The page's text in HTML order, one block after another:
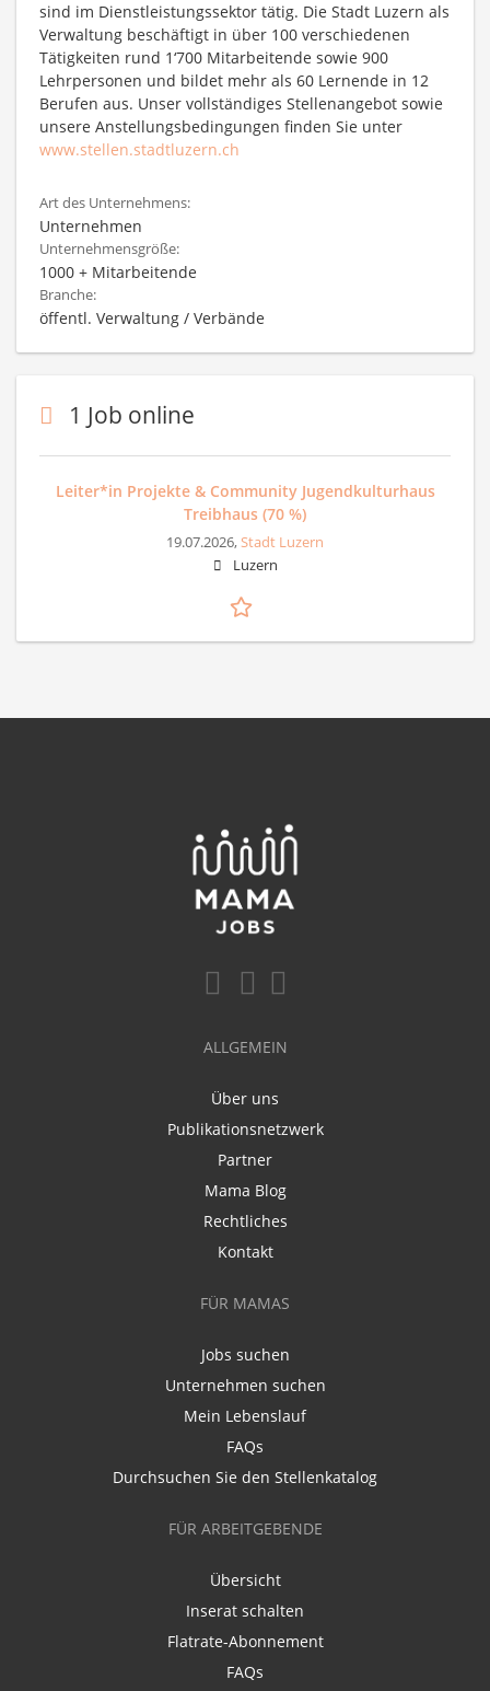
sind im Dienstleistungssektor tätig. Die Stadt Luzern als
Verwaltung beschäftigt in über 100 verschiedenen
Tätigkeiten rund 1‘700 Mitarbeitende sowie 900
Lehrpersonen und bildet mehr als 60 Lernende in 12
Berufen aus. Unser vollständiges Stellenangebot sowie
unsere Anstellungsbedingungen finden Sie unter
www.stellen.stadtluzern.ch
Art des Unternehmens:
Unternehmen
Unternehmensgröße:
1000 + Mitarbeitende
Branche:
öffentl. Verwaltung / Verbände
1 Job online
Leiter*in Projekte & Community Jugendkulturhaus
Treibhaus (70 %)
19.07.2026,Stadt Luzern
Luzern
ALLGEMEIN
Über uns
Publikationsnetzwerk
Partner
Mama Blog
Rechtliches
Kontakt
FÜR MAMAS
Jobs suchen
Unternehmen suchen
Mein Lebenslauf
FAQs
Durchsuchen Sie den Stellenkatalog
FÜR ARBEITGEBENDE
Übersicht
Inserat schalten
Flatrate-Abonnement
FAQs